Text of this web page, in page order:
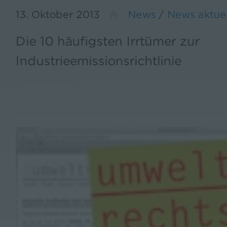
13. Oktober 2013 News / News aktuell
Die 10 häufigsten Irrtümer zur
Industrieemissionsrichtlinie